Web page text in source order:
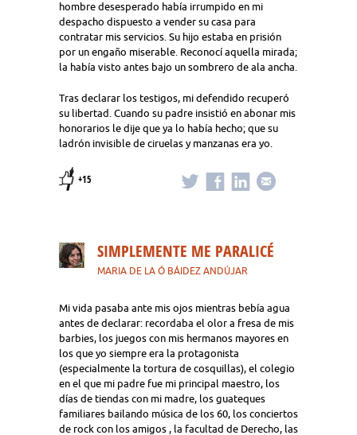
hombre desesperado había irrumpido en mi
despacho dispuesto a vender su casa para
contratar mis servicios. Su hijo estaba en prisión
por un engaño miserable. Reconocí aquella mirada;
la había visto antes bajo un sombrero de ala ancha.
Tras declarar los testigos, mi defendido recuperó
su libertad. Cuando su padre insistió en abonar mis
honorarios le dije que ya lo había hecho; que su
ladrón invisible de ciruelas y manzanas era yo.
+15
SIMPLEMENTE ME PARALICÉ
MARIA DE LA Ó BÁIDEZ ANDÚJAR
Mi vida pasaba ante mis ojos mientras bebía agua
antes de declarar: recordaba el olor a fresa de mis
barbies, los juegos con mis hermanos mayores en
los que yo siempre era la protagonista
(especialmente la tortura de cosquillas), el colegio
en el que mi padre fue mi principal maestro, los
días de tiendas con mi madre, los guateques
familiares bailando música de los 60, los conciertos
de rock con los amigos , la facultad de Derecho, las